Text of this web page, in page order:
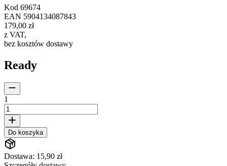
Kod 69674
EAN 5904134087843
179,00 zł
z VAT,
bez kosztów dostawy
Ready
1
Do koszyka
Dostawa: 15,90 zł